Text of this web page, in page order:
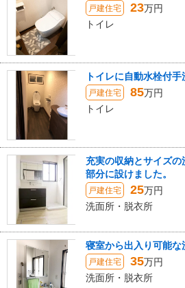
戸建住宅 23万円
トイレ
トイレに自動水栓付手
戸建住宅 85万円
トイレ
充実の収納とサイズ
部分に設けました。
戸建住宅 25万円
洗面所・脱衣所
寝室から出入り可能な
戸建住宅 35万円
洗面所・脱衣所